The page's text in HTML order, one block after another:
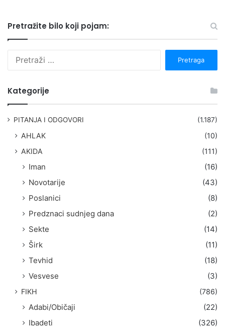
Pretražite bilo koji pojam:
Kategorije
PITANJA I ODGOVORI (1.187)
AHLAK
(10)
AKIDA
(111)
Iman
(16)
Novotarije
(43)
Poslanici
(8)
Predznaci sudnjeg dana
(2)
Sekte
(14)
Širk
(11)
Tevhid
(18)
Vesvese
(3)
FIKH (786)
Adabi/Običaji
(22)
Ibadeti
(326)